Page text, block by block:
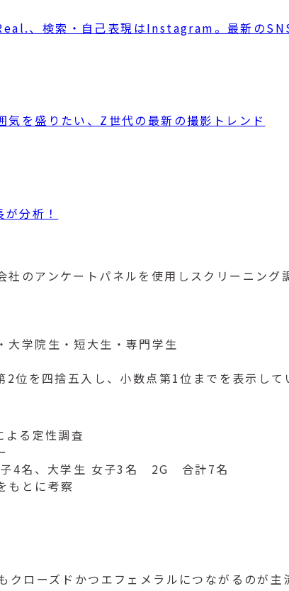
、検索・自己表現はInstagram。最新の
気を盛りたい、Z世代の最新の撮影トレンド
分析！
社のアンケートパネルを使用しスクリーニング
大学院生・短大生・専門学生
位を四捨五入し、小数点第1位までを表示し
る定性調査
子4名、大学生 女子3名 2G 合計7名
もとに考察
クローズドかつエフェメラルにつながるのが主